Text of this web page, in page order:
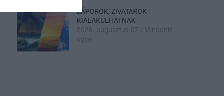
ZÁPOROK, ZIVATAROK
KIALAKULHATNAK
2026. augusztus 07
Mindenki
ügye